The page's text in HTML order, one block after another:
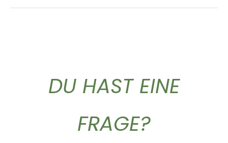
Georgien
DU HAST EINE
FRAGE?